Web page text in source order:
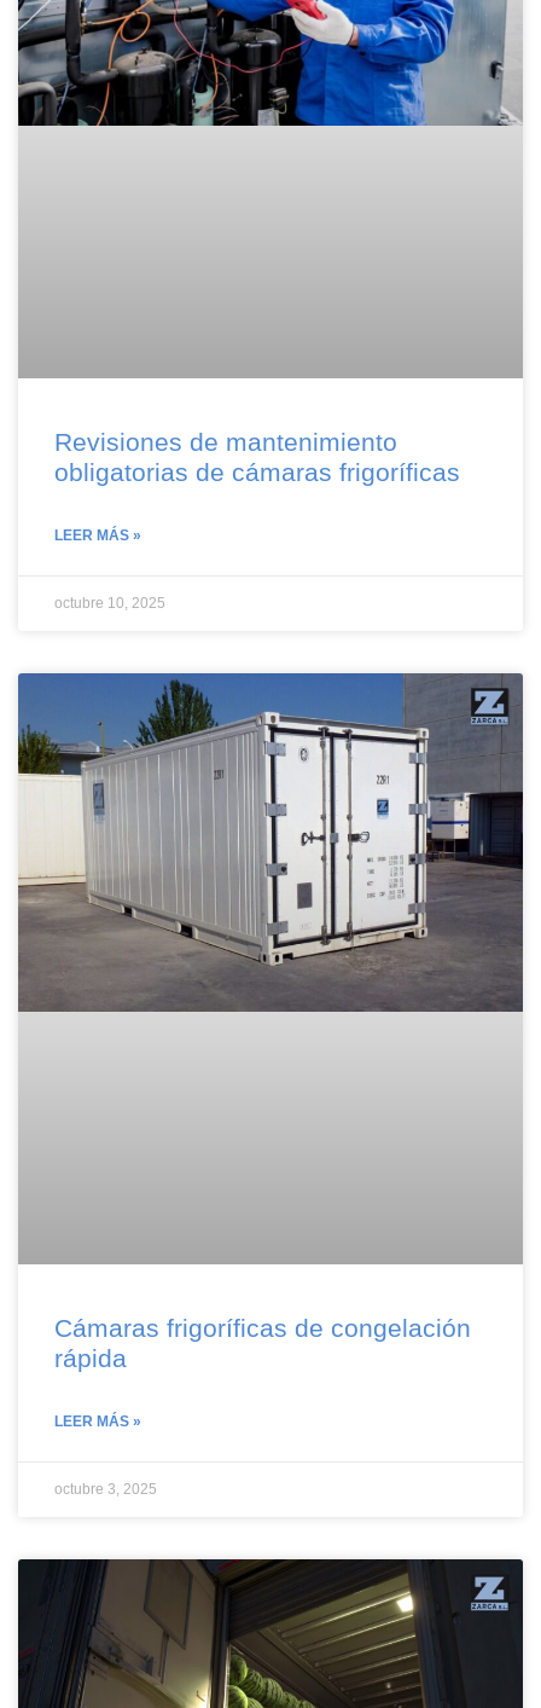
Revisiones de mantenimiento
obligatorias de cámaras frigoríficas
LEER MÁS »
octubre 10, 2025
Cámaras frigoríficas de congelación
rápida
LEER MÁS »
octubre 3, 2025